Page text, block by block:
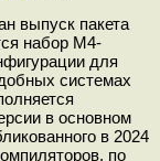
выпуск пакета
набор M4-
для
системах
в основном
в 2024
по